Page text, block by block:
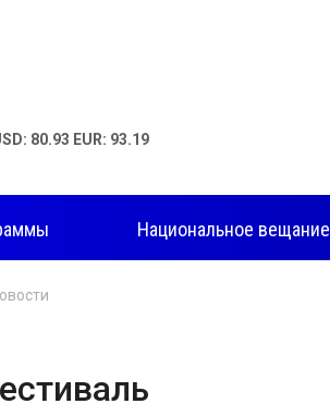
80.93 EUR: 93.19
Национальное вещание